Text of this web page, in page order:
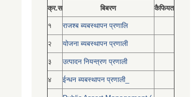
क्र.स बिबरण कैफियत
१ राजश्ब ब्यबस्थापन प्रणालि
२ योजना ब्यबस्थापन प्रणाली
३ उत्पादन नियन्त्रण प्रणाली
४ ईन्धन ब्यबस्थापन प्रणाली_